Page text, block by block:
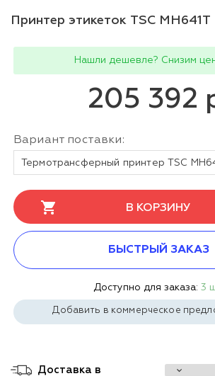
Принтер этикеток TSC MH641T
Нашли дешевле? Снизим
205 392
Вариант поставки:
В КОРЗИНУ
БЫСТРЫЙ ЗАКАЗ
Доступно для заказа: 3
Добавить в коммерческое
Доставка в